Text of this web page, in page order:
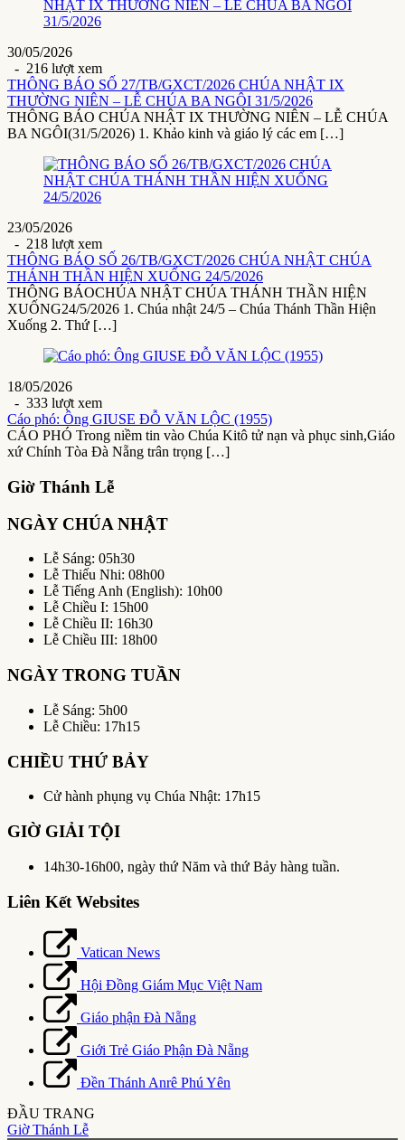
30/05/2026
- 216 lượt xem
THÔNG BÁO SỐ 27/TB/GXCT/2026 CHÚA NHẬT IX
THƯỜNG NIÊN – LỄ CHÚA BA NGÔI 31/5/2026
THÔNG BÁO CHÚA NHẬT IX THƯỜNG NIÊN – LỄ CHÚA
BA NGÔI(31/5/2026) 1. Khảo kinh và giáo lý các em […]
23/05/2026
- 218 lượt xem
THÔNG BÁO SỐ 26/TB/GXCT/2026 CHÚA NHẬT CHÚA
THÁNH THẦN HIỆN XUỐNG 24/5/2026
THÔNG BÁOCHÚA NHẬT CHÚA THÁNH THẦN HIỆN
XUỐNG24/5/2026 1. Chúa nhật 24/5 – Chúa Thánh Thần Hiện
Xuống 2. Thứ […]
18/05/2026
- 333 lượt xem
Cáo phó: Ông GIUSE ĐỖ VĂN LỘC (1955)
CÁO PHÓ Trong niềm tin vào Chúa Kitô tử nạn và phục sinh,Giáo
xứ Chính Tòa Đà Nẵng trân trọng […]
Giờ Thánh Lễ
NGÀY CHÚA NHẬT
Lễ Sáng: 05h30
Lễ Thiếu Nhi: 08h00
Lễ Tiếng Anh (English): 10h00
Lễ Chiều I: 15h00
Lễ Chiều II: 16h30
Lễ Chiều III: 18h00
NGÀY TRONG TUẦN
Lễ Sáng: 5h00
Lễ Chiều: 17h15
CHIỀU THỨ BẢY
Cử hành phụng vụ Chúa Nhật: 17h15
GIỜ GIẢI TỘI
14h30-16h00, ngày thứ Năm và thứ Bảy hàng tuần.
Liên Kết Websites
Vatican News
Hội Đồng Giám Mục Việt Nam
Giáo phận Đà Nẵng
Giới Trẻ Giáo Phận Đà Nẵng
Đền Thánh Anrê Phú Yên
ĐẦU TRANG
Giờ Thánh Lễ